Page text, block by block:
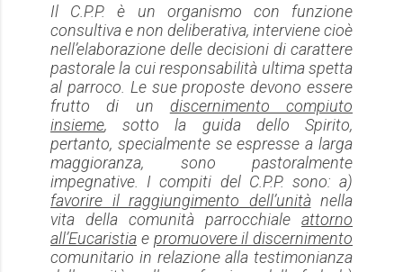
Il C.P.P. è un organismo con funzione
consultiva e non deliberativa, interviene cioè
nell’elaborazione delle decisioni di carattere
pastorale la cui responsabilità ultima spetta
al parroco. Le sue proposte devono essere
frutto di un discernimento compiuto
insieme, sotto la guida dello Spirito,
pertanto, specialmente se espresse a larga
maggioranza, sono pastoralmente
impegnative. Icompiti del C.P.P. sono: a)
favorire il raggiungimento dell’unitànella
vita della comunità parrocchiale attorno
all’Eucaristia e promuovere il discernimento
comunitario in relazione alla testimonianza